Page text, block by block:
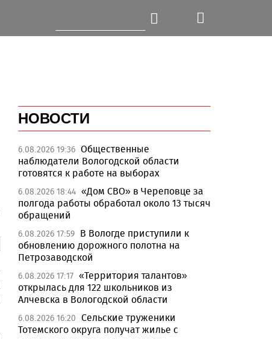
НОВОСТИ
6.08.2026 19:36 Общественные
наблюдатели Вологодской области
готовятся к работе на выборах
6.08.2026 18:44 «Дом СВО» в Череповце за
полгода работы обработал около 13 тысяч
обращений
6.08.2026 17:59 В Вологде приступили к
обновлению дорожного полотна на
Петрозаводской
6.08.2026 17:17 «Территория талантов»
открылась для 122 школьников из
Алчевска в Вологодской области
6.08.2026 16:20 Сельские труженики
Тотемского округа получат жилье с